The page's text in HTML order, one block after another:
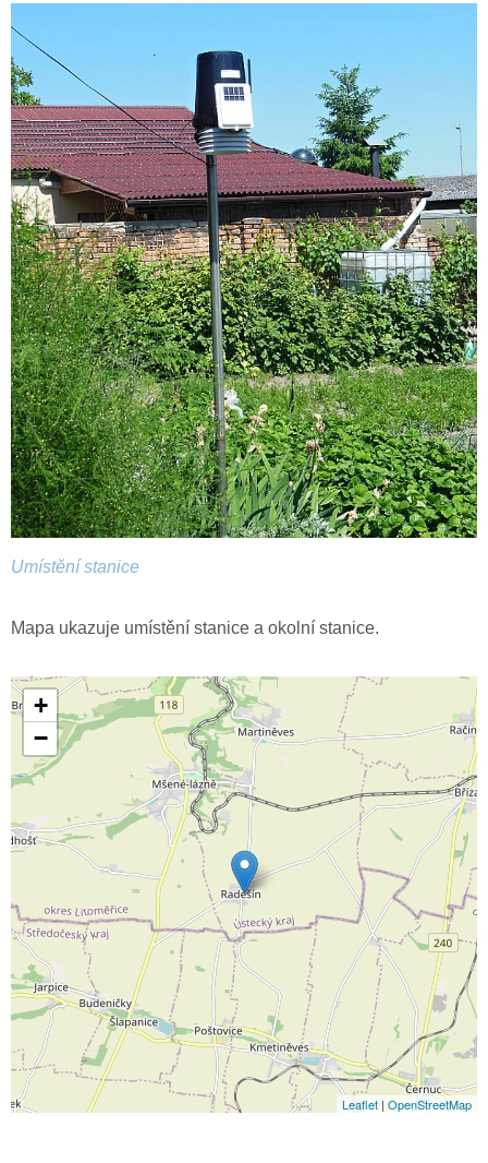
Umístění stanice
Mapa ukazuje umístění stanice a okolní stanice.
+
−
Leaflet | OpenStreetMap